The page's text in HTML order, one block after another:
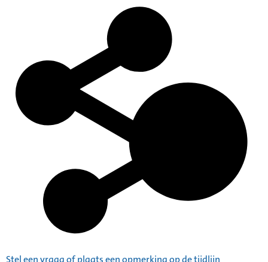
Stel een vraag of plaats een opmerking op de tijdlijn